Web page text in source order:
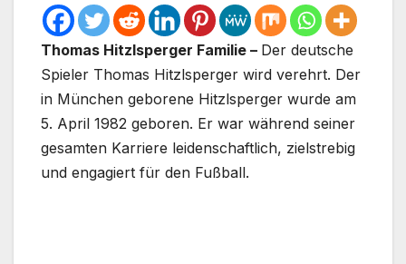
Thomas Hitzlsperger Familie – Der deutsche
Spieler Thomas Hitzlsperger wird verehrt. Der
in München geborene Hitzlsperger wurde am
5. April 1982 geboren. Er war während seiner
gesamten Karriere leidenschaftlich, zielstrebig
und engagiert für den Fußball.